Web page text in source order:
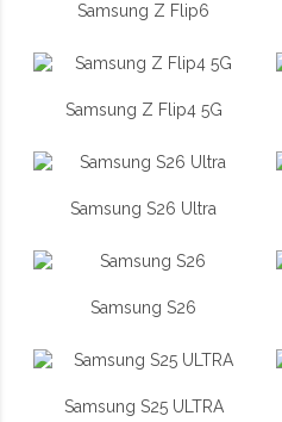
Samsung Z Flip6
Samsung Z Flip4 5G
Samsung S26 Ultra
Samsung S26
Samsung S25 ULTRA